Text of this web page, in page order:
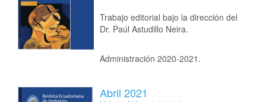
Trabajo editorial bajo la dirección del
Dr. Paúl Astudillo Neira.
Administración 2020-2021.
Abril 2021